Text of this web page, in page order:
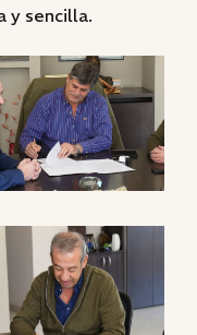
y sencilla.